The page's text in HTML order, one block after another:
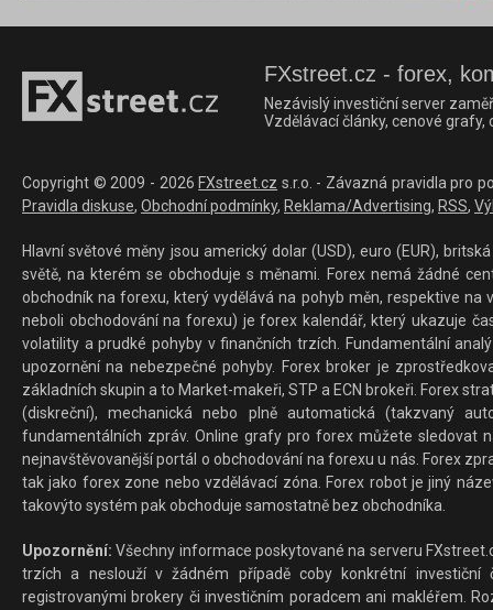
FXstreet.cz - forex,
Nezávislý investiční server
Vzdělávací články, cenové
Copyright © 2009 - 2026 FXstreet.cz s.r.o. - Závazná pravidla pro
Pravidla diskuse, Obchodní podmínky, Reklama/Advertising, RSS,
Hlavní světové měny jsou americký dolar (USD), euro (EUR),
světě, na kterém se obchoduje s měnami. Forex nemá žádné
obchodník na forexu, který vydělává na pohyb měn, respektive
neboli obchodování na forexu) je forex kalendář, který ukazuje
volatility a prudké pohyby v finančních trzích. Fundamentální
upozornění na nebezpečné pohyby. Forex broker je
základních skupin a to Market-makeři, STP a ECN brokeři. Forex
(diskreční), mechanická nebo plně automatická (takzvaný
fundamentálních zpráv. Online grafy pro forex můžete sledovat
nejnavštěvovanější portál o obchodování na forexu u nás. Forex
tak jako forex zone nebo vzdělávací zóna. Forex robot je jiný
takovýto systém pak obchoduje samostatně bez obchodníka.
Upozornění: Všechny informace poskytované na serveru
trzích a neslouží v žádném případě coby konkrétní investiční
registrovanými brokery či investičním poradcem ani makléřem.